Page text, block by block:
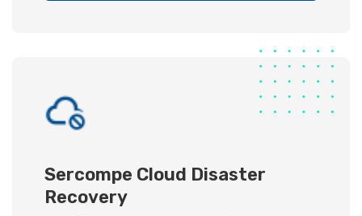
Sercompe Cloud Disaster
Recovery